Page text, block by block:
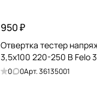
950 ₽
Отвертка тестер
3,5х100 220-250 В Felo
0 0Арт.36135001